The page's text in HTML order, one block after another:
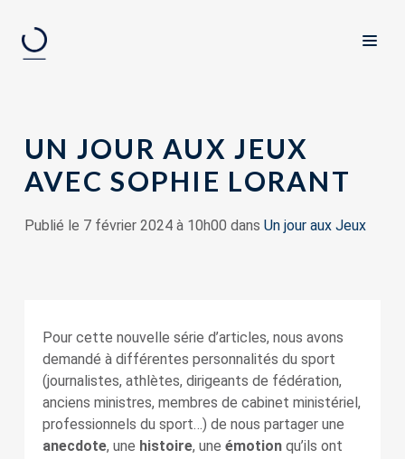
UN JOUR AUX JEUX
AVEC SOPHIE LORANT
Publié le 7 février 2024 à 10h00 dans Un jour aux Jeux
Pour cette nouvelle série d’articles, nous avons
demandé à différentes personnalités du sport
(journalistes, athlètes, dirigeants de fédération,
anciens ministres, membres de cabinet ministériel,
professionnels du sport…) de nous partager une
anecdote, une histoire, une émotionqu’ils ont